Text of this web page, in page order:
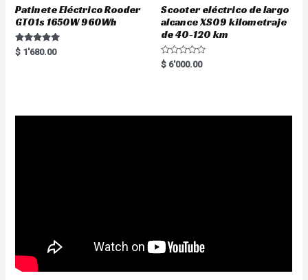
Patinete Eléctrico Rooder
GT01s 1650W 960Wh
Rated
5.00
$ 1'680.00
Scooter eléctrico de largo
alcance XS09 kilometraje
de 40-120 km
R
a
$ 6'000.00